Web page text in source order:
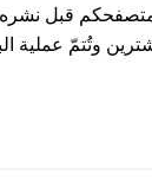
قبل نشره،
وتُتمّ عملية